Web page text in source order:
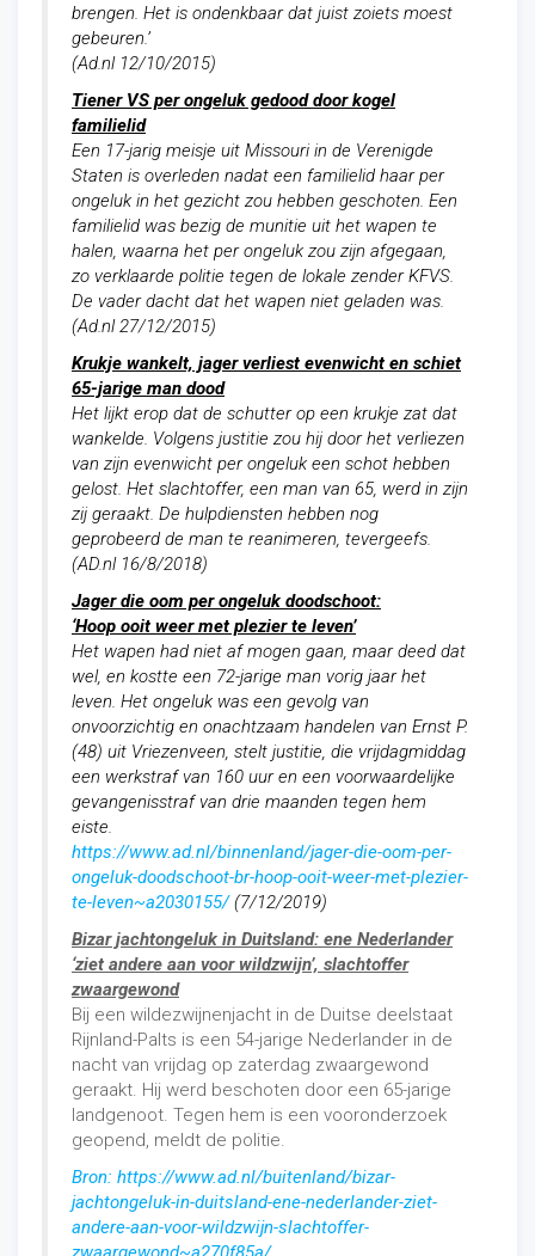
brengen. Het is ondenkbaar dat juist zoiets moest
gebeuren.’
(Ad.nl 12/10/2015)
Tiener VS per ongeluk gedood door kogel
familielid
Een 17-jarig meisje uit Missouri in de Verenigde
Staten is overleden nadat een familielid haar per
ongeluk in het gezicht zou hebben geschoten. Een
familielid was bezig de munitie uit het wapen te
halen, waarna het per ongeluk zou zijn afgegaan,
zo verklaarde politie tegen de lokale zender KFVS.
De vader dacht dat het wapen niet geladen was.
(Ad.nl 27/12/2015)
Krukje wankelt, jager verliest evenwicht en schiet
65-jarige man dood
Het lijkt erop dat de schutter op een krukje zat dat
wankelde. Volgens justitie zou hij door het verliezen
van zijn evenwicht per ongeluk een schot hebben
gelost. Het slachtoffer, een man van 65, werd in zijn
zij geraakt. De hulpdiensten hebben nog
geprobeerd de man te reanimeren, tevergeefs.
(AD.nl 16/8/2018)
Jager die oom per ongeluk doodschoot:
‘Hoop ooit weer met plezier te leven’
Het wapen had niet af mogen gaan, maar deed dat
wel, en kostte een 72-jarige man vorig jaar het
leven. Het ongeluk was een gevolg van
onvoorzichtig en onachtzaam handelen van Ernst P.
(48) uit Vriezenveen, stelt justitie, die vrijdagmiddag
een werkstraf van 160 uur en een voorwaardelijke
gevangenisstraf van drie maanden tegen hem
eiste.
https://www.ad.nl/binnenland/jager-die-oom-per-
ongeluk-doodschoot-br-hoop-ooit-weer-met-plezier-
te-leven~a2030155/(7/12/2019)
Bizar jachtongeluk in Duitsland: ene Nederlander
‘ziet andere aan voor wildzwijn’, slachtoffer
zwaargewond
Bij een wildezwijnenjacht in de Duitse deelstaat
Rijnland-Palts is een 54-jarige Nederlander in de
nacht van vrijdag op zaterdag zwaargewond
geraakt. Hij werd beschoten door een 65-jarige
landgenoot. Tegen hem is een vooronderzoek
geopend, meldt de politie.
Bron: https://www.ad.nl/buitenland/bizar-
jachtongeluk-in-duitsland-ene-nederlander-ziet-
andere-aan-voor-wildzwijn-slachtoffer-